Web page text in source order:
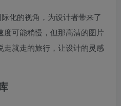
化的视角，为设计者带来了
可能稍慢，但那高清的图片
就走的旅行，让设计的灵感